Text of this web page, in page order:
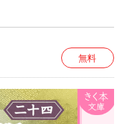
とつで決められ
切な表現が見られ
図を尊重し、その
無料